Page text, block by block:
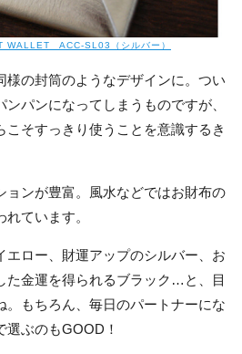
WALLET ACC-SL03（シルバー）
様の封筒のようなデザインに。つい
パンになってしまうものですが、
こそすっきり使うことを意識するき
ョンが豊富。風水などではお財布の
ています。
エロー、財運アップのシルバー、お
た金運を得られるブラック…と、目
。もちろん、毎日のパートナーにな
選ぶのもGOOD！